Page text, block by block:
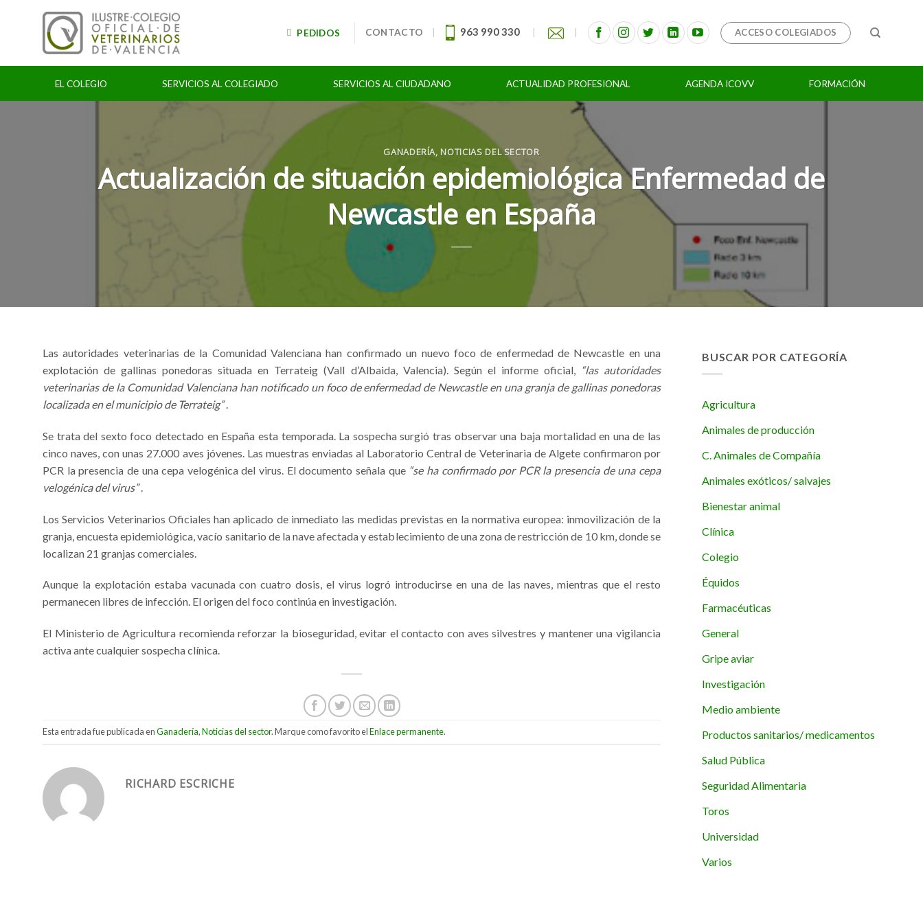
PEDIDOS CONTACTO | 963 990 330 | | ACCESO COLEGIADOS
EL COLEGIO SERVICIOS AL COLEGIADO SERVICIOS AL CIUDADANO ACTUALIDAD PROFESIONAL AGENDA ICOVV FORMACIÓN
GANADERÍA, NOTICIAS DEL SECTOR
Actualización de situación epidemiológica Enfermedad de
Newcastle en España
Las autoridades veterinarias de la Comunidad Valenciana han confirmado un nuevo foco de enfermedad de Newcastle en una
explotación de gallinas ponedoras situada en Terrateig (Vall d’Albaida, Valencia). Según el informe oficial, “las autoridades
veterinarias de la Comunidad Valenciana han notificado un foco de enfermedad de Newcastle en una granja de gallinas ponedoras
localizada en el municipio de Terrateig”.
Se trata del sexto foco detectado en España esta temporada. La sospecha surgió tras observar una baja mortalidad en una de las
cinco naves, con unas 27.000 aves jóvenes. Las muestras enviadas al Laboratorio Central de Veterinaria de Algete confirmaron por
PCR la presencia de una cepa velogénica del virus. El documento señala que “se ha confirmado por PCR la presencia de una cepa
velogénica del virus”.
Los Servicios Veterinarios Oficiales han aplicado de inmediato las medidas previstas en la normativa europea: inmovilización de la
granja, encuesta epidemiológica, vacío sanitario de la nave afectada y establecimiento de una zona de restricción de 10 km, donde se
localizan 21 granjas comerciales.
Aunque la explotación estaba vacunada con cuatro dosis, el virus logró introducirse en una de las naves, mientras que el resto
permanecen libres de infección. El origen del foco continúa en investigación.
El Ministerio de Agricultura recomienda reforzar la bioseguridad, evitar el contacto con aves silvestres y mantener una vigilancia
activa ante cualquier sospecha clínica.
Esta entrada fue publicada enGanadería,Noticias del sector. Marque como favorito elEnlace permanente.
RICHARD ESCRICHE
BUSCAR POR CATEGORÍA
Agricultura
Animales de producción
C. Animales de Compañía
Animales exóticos/ salvajes
Bienestar animal
Clínica
Colegio
Équidos
Farmacéuticas
General
Gripe aviar
Investigación
Medio ambiente
Productos sanitarios/ medicamentos
Salud Pública
Seguridad Alimentaria
Toros
Universidad
Varios